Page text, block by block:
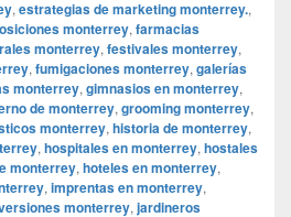
, estrategias de marketing monterrey.,
monterrey, farmacias
monterrey, festivales monterrey,
, fumigaciones monterrey, galerías
monterrey, gimnasios en monterrey,
de monterrey, grooming monterrey,
monterrey, historia de monterrey,
, hospitales en monterrey, hostales
monterrey, hoteles en monterrey,
, imprentas en monterrey,
monterrey, jardineros